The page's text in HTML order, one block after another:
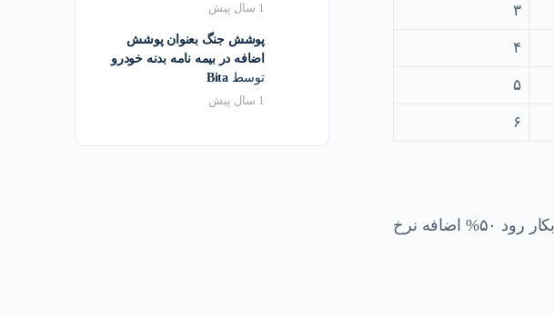
۳
۴
۵
۶
۲/۲-حق بيمه وسايل نقليه اي كه براي حمل مواد سريع الاشتعال و منفجره و آتش زا بكار رود ۵۰% اضافه نرخ
1 سال پیش
پوشش جنگ بعنوان پوشش
اضافه در بیمه نامه بدنه خودرو
توسط Bita
1 سال پیش